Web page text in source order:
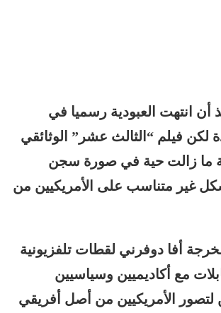
منذ أن انتهت العبودية رسميا في
لكن فيلم “الثالث عشر” الوثائقي
يرى أن العبودية ما‭ ‬زالت حية في صورة سجن
غير متناسب على الأمريكيين من
أفا دوفرني لقطات تلفزيونية
مع أكاديميين وسياسيين
لتصور الأمريكيين من أصل أفريقي